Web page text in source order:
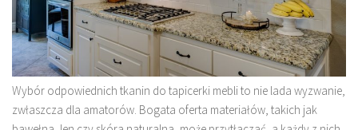
Wybór odpowiednich tkanin do tapicerki mebli to nie lada wyzwanie,
zwłaszcza dla amatorów. Bogata oferta materiałów, takich jak